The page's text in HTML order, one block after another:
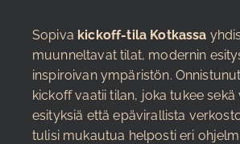
Sopiva kickoff-tila Kotkassa
muunneltavat tilat, modernin
inspiroivan ympäristön.
kickoff vaatii tilan, joka tukee sekä
esityksiä että epävirallista
tulisi mukautua helposti eri